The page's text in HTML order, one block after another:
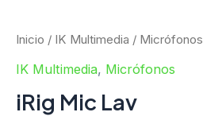
Inicio / IK Multimedia / Micrófonos
IK Multimedia, Micrófonos
iRig Mic Lav